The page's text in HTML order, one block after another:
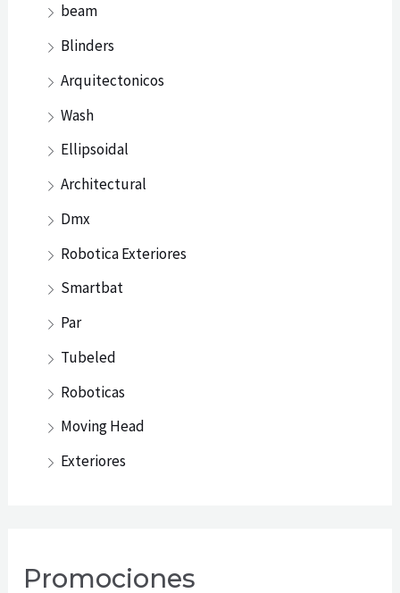
beam
Blinders
Arquitectonicos
Wash
Ellipsoidal
Architectural
Dmx
Robotica Exteriores
Smartbat
Par
Tubeled
Roboticas
Moving Head
Exteriores
Promociones